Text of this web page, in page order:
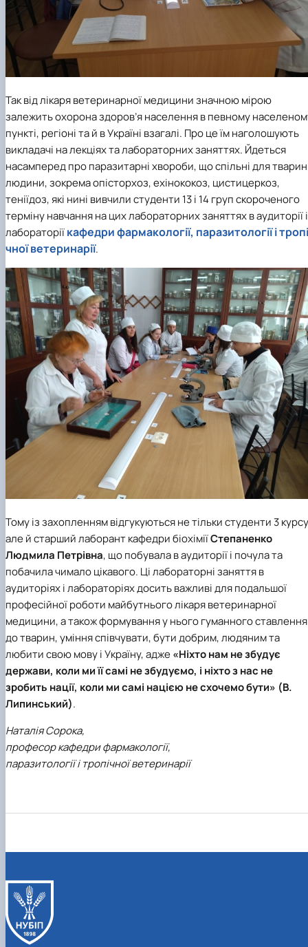
Так від лікаря ветеринарної медицини значною мірою
залежить охорона здоров’я населення в певному
пункті, регіоні та й в Україні взагалі. Про це їм наголошують
викладачі на лекціях та лабораторних заняттях. Йдеться
насамперед про паразитарні хвороби, що спільні для тварин
людини, зокрема опісторхоз, ехінококоз, цистицеркоз,
теніїдоз, які нині вивчили студенти 13 і 14 груп скороченого
терміну навчання на цих лабораторних заняттях в аудиторії і
лабораторіїкафедри фармакології, паразитології і тропі
чної ветеринарії.
Тому із захопленням відгукуються не тільки студенти 3
але й старший лаборант кафедри біохіміїСтепаненко
Людмила Петрівна, що побувала в аудиторії і почула та
побачила чимало цікавого. Ці лабораторні заняття в
аудиторіях і лабораторіях досить важливі для подальшої
професійної роботи майбутнього лікаря ветеринарної
медицини, а також формування у нього гуманного ставлення
до тварин, уміння співчувати, бути добрим, людяним та
любити свою мову і Україну, адже«Ніхто нам не збудує
держави, коли ми її самі не збудуємо, і ніхто з нас не
зробить нації, коли ми самі нацією не схочемо бути» (В.
Липинський).
Наталія Сорока,
професор кафедри фармакології,
паразитології і тропічної ветеринарії